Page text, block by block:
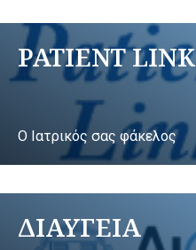
PATIENT LINK
Ο Ιατρικός σας φάκελος
ΔΙΑΥΓΕΙΑ